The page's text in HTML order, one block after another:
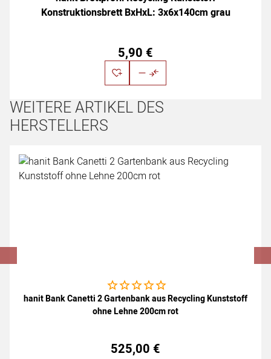
Konstruktionsbrett BxHxL: 3x6x140cm grau
5,90 €
WEITERE ARTIKEL DES
HERSTELLERS
Artikel überspringen
Noch keine Bewertungen abgegeben
hanit Bank Canetti 2 Gartenbank aus Recycling Kunststoff
ohne Lehne 200cm rot
525,00 €